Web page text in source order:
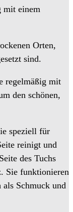
mit einem
Orten,
sind.
regelmäßig mit
den schönen,
speziell für
reinigt und
des Tuchs
Sie funktionieren
als Schmuck und